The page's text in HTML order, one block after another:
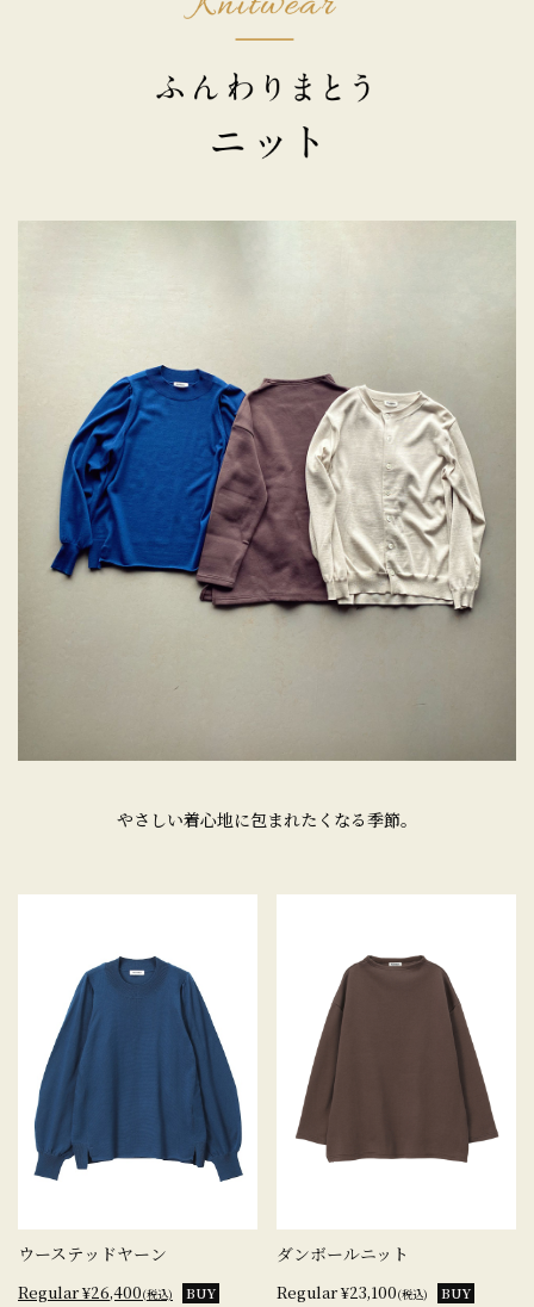
やさしい着心地に包まれたくなる季節。
ウーステッドヤーン
Regular ¥26,400(税込) BUY
ダンボールニット
Regular ¥23,100(税込) BUY